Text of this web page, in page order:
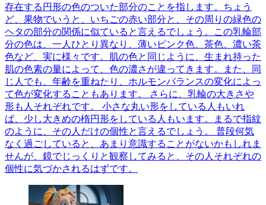
存在する円形の色のついた部分のことを指します。ちょう
ど、果物でいうと、いちごの赤い部分と、その周りの緑色の
ヘタの部分の関係に似ていると言えるでしょう。この乳輪部
分の色は、一人ひとり異なり、薄いピンク色、茶色、濃い茶
色など、実に様々です。肌の色と同じように、生まれ持った
肌の色素の量によって、色の濃さが違ってきます。また、同
じ人でも、年齢を重ねたり、ホルモンバランスの変化によっ
て色が変化することもあります。 さらに、乳輪の大きさや
形も人それぞれです。 小さな丸い形をしている人もいれ
ば、少し大きめの楕円形をしている人もいます。まるで指紋
のように、その人だけの個性と言えるでしょう。 普段何気
なく過ごしていると、あまり意識することがないかもしれま
せんが、鏡でじっくりと観察してみると、その人それぞれの
個性に気づかされるはずです。